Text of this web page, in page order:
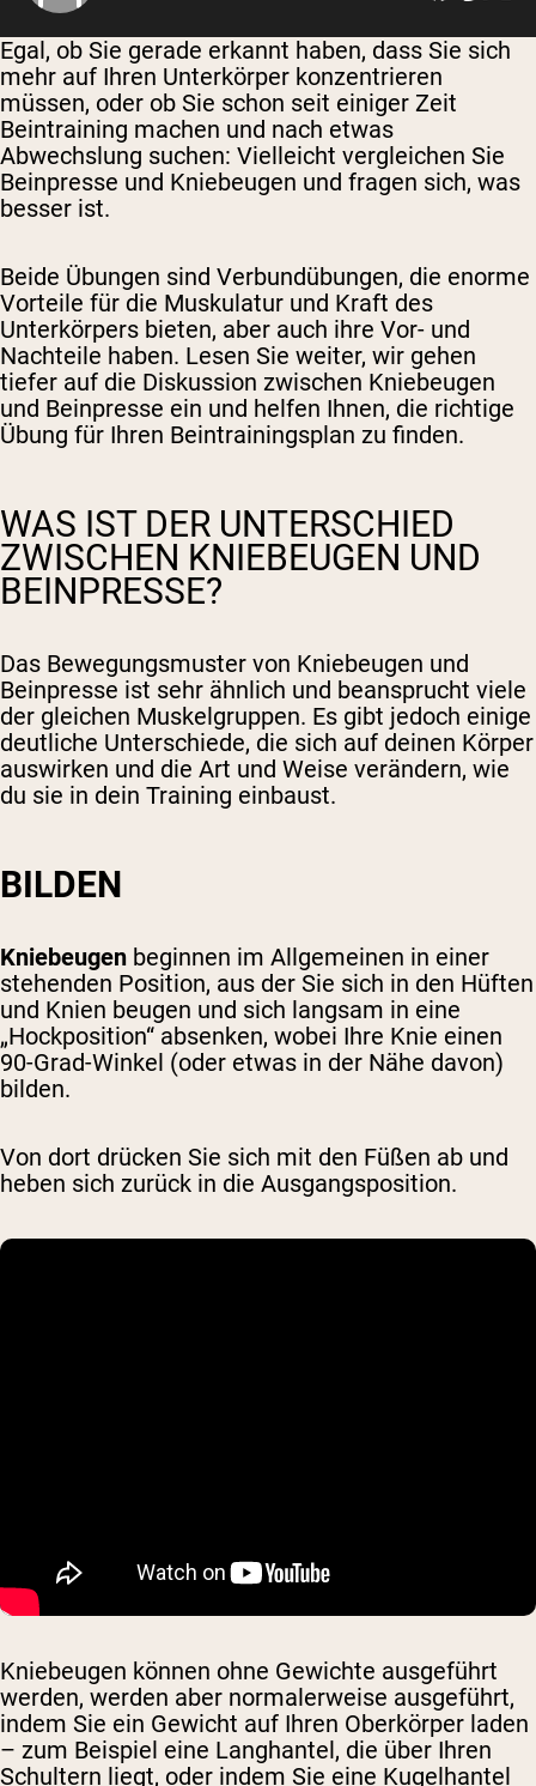
Egal, ob Sie gerade erkannt haben, dass Sie sich
mehr auf Ihren Unterkörper konzentrieren
müssen, oder ob Sie schon seit einiger Zeit
Beintraining machen und nach etwas
Abwechslung suchen: Vielleicht vergleichen Sie
Beinpresse und Kniebeugen und fragen sich, was
besser ist.
Beide Übungen sind Verbundübungen, die enorme
Vorteile für die Muskulatur und Kraft des
Unterkörpers bieten, aber auch ihre Vor- und
Nachteile haben. Lesen Sie weiter, wir gehen
tiefer auf die Diskussion zwischen Kniebeugen
und Beinpresse ein und helfen Ihnen, die richtige
Übung für Ihren Beintrainingsplan zu finden.
WAS IST DER UNTERSCHIED
ZWISCHEN KNIEBEUGEN UND
BEINPRESSE?
Das Bewegungsmuster von Kniebeugen und
Beinpresse ist sehr ähnlich und beansprucht viele
der gleichen Muskelgruppen. Es gibt jedoch einige
deutliche Unterschiede, die sich auf deinen Körper
auswirken und die Art und Weise verändern, wie
du sie in dein Training einbaust.
BILDEN
Kniebeugen beginnen im Allgemeinen in einer
stehenden Position, aus der Sie sich in den Hüften
und Knien beugen und sich langsam in eine
„Hockposition“ absenken, wobei Ihre Knie einen
90-Grad-Winkel (oder etwas in der Nähe davon)
bilden.
Von dort drücken Sie sich mit den Füßen ab und
heben sich zurück in die Ausgangsposition.
Kniebeugen können ohne Gewichte ausgeführt
werden, werden aber normalerweise ausgeführt,
indem Sie ein Gewicht auf Ihren Oberkörper laden
– zum Beispiel eine Langhantel, die über Ihren
Schultern liegt, oder indem Sie eine Kugelhantel